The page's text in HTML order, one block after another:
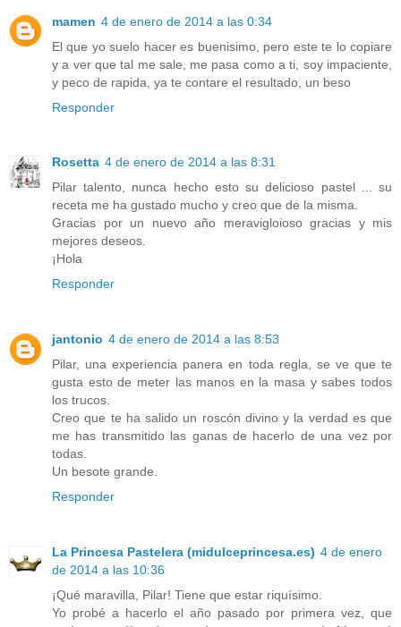
mamen 4 de enero de 2014 a las 0:34
El que yo suelo hacer es buenisimo, pero este te lo copiare
y a ver que tal me sale, me pasa como a ti, soy impaciente,
y peco de rapida, ya te contare el resultado, un beso
Responder
Rosetta 4 de enero de 2014 a las 8:31
Pilar talento, nunca hecho esto su delicioso pastel ... su
receta me ha gustado mucho y creo que de la misma.
Gracias por un nuevo año meravigloioso gracias y mis
mejores deseos.
¡Hola
Responder
jantonio 4 de enero de 2014 a las 8:53
Pilar, una experiencia panera en toda regla, se ve que te
gusta esto de meter las manos en la masa y sabes todos
los trucos.
Creo que te ha salido un roscón divino y la verdad es que
me has transmitido las ganas de hacerlo de una vez por
todas.
Un besote grande.
Responder
La Princesa Pastelera (midulceprincesa.es) 4 de enero
de 2014 a las 10:36
¡Qué maravilla, Pilar! Tiene que estar riquísimo.
Yo probé a hacerlo el año pasado por primera vez, que